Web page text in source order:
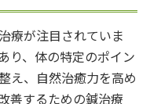
療が注目されていま
り、体の特定のポイン
え、自然治癒力を高め
善するための鍼治療